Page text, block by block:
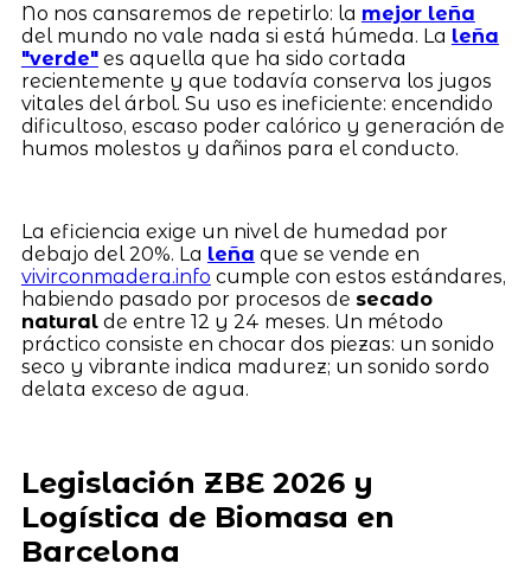
No nos cansaremos de repetirlo: la mejor leña
del mundo no vale nada si está húmeda. La leña
"verde"es aquella que ha sido cortada
recientemente y que todavía conserva los jugos
vitales del árbol. Su uso es ineficiente: encendido
dificultoso, escaso poder calórico y generación de
humos molestos y dañinos para el conducto.
La eficiencia exige un nivel de humedad por
debajo del 20%. La leña que se vende en
vivirconmadera.info cumple con estos estándares,
habiendo pasado por procesos de secado
naturalde entre 12 y 24 meses. Un método
práctico consiste en chocar dos piezas: un sonido
seco y vibrante indica madurez; un sonido sordo
delata exceso de agua.
Legislación ZBE 2026 y
Logística de Biomasa en
Barcelona